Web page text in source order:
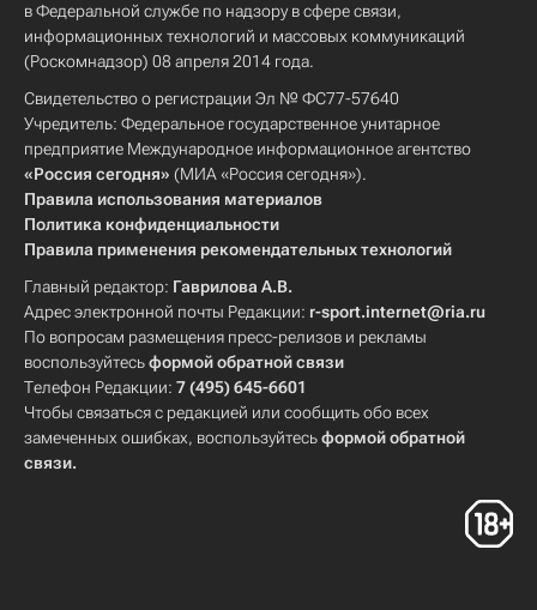
в Федеральной службе по надзору в сфере связи,
информационных технологий и массовых коммуникаций
(Роскомнадзор) 08 апреля 2014 года.
Свидетельство о регистрации Эл № ФС77-57640
Учредитель: Федеральное государственное унитарное
предприятие Международное информационное агентство
«Россия сегодня» (МИА «Россия сегодня»).
Правила использования материалов
Политика конфиденциальности
Правила применения рекомендательных технологий
Главный редактор: Гаврилова А.В.
Адрес электронной почты Редакции: r-sport.internet@ria.ru
По вопросам размещения пресс-релизов и рекламы
воспользуйтесьформой обратной связи
Телефон Редакции: 7 (495) 645-6601
Чтобы связаться с редакцией или сообщить обо всех
замеченных ошибках, воспользуйтесьформой обратной
связи.